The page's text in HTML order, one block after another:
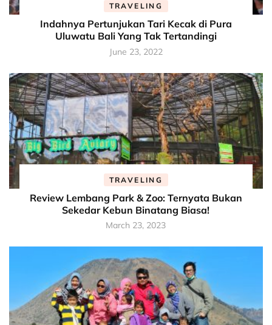
TRAVELING
Indahnya Pertunjukan Tari Kecak di Pura
Uluwatu Bali Yang Tak Tertandingi
June 23, 2022
TRAVELING
Review Lembang Park & Zoo: Ternyata Bukan
Sekedar Kebun Binatang Biasa!
March 23, 2023